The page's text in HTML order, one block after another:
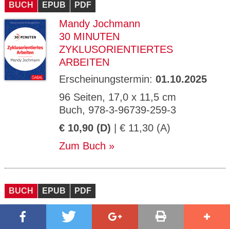
BUCH EPUB PDF
Mandy Jochmann
30 MINUTEN
ZYKLUSORIENTIERTES
ARBEITEN
Erscheinungstermin: 01.10.2025
96 Seiten, 17,0 x 11,5 cm
Buch, 978-3-96739-259-3
€ 10,90 (D) | € 11,30 (A)
Zum Buch
BUCH EPUB PDF
Monika Matschnig
30 MINUTEN KÖRPERSPRACHE,